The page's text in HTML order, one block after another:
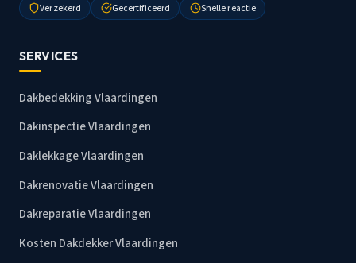
Verzekerd Gecertificeerd Snelle reactie
SERVICES
Dakbedekking Vlaardingen
Dakinspectie Vlaardingen
Daklekkage Vlaardingen
Dakrenovatie Vlaardingen
Dakreparatie Vlaardingen
Kosten Dakdekker Vlaardingen